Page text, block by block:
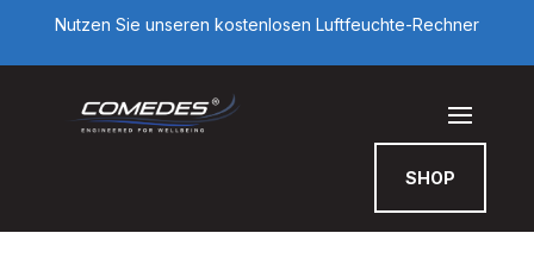
Nutzen Sie unseren kostenlosen Luftfeuchte-Rechner
SHOP